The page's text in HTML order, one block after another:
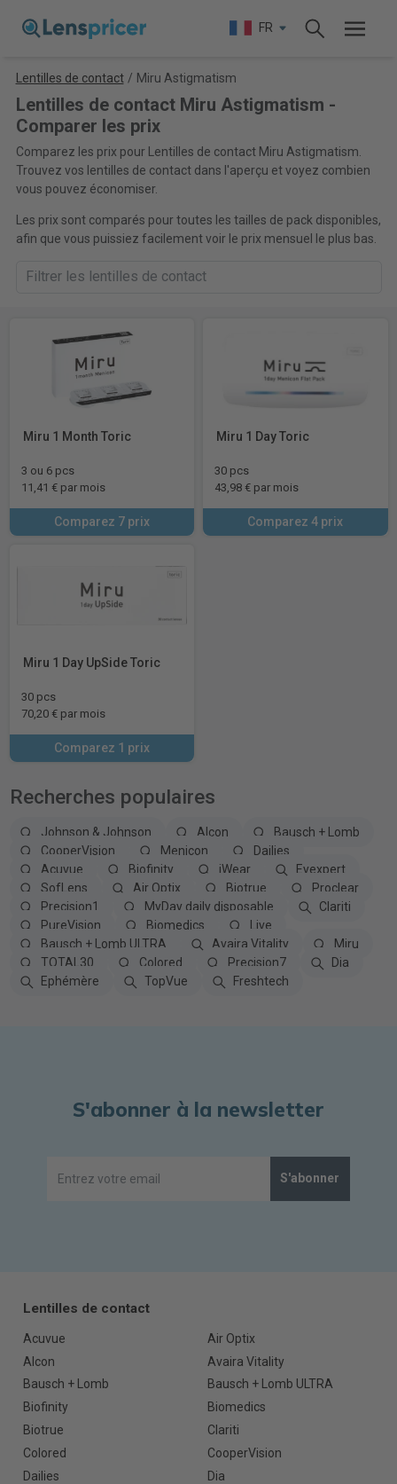
FR
Lentilles de contact / Miru Astigmatism
Lentilles de contact Miru Astigmatism -
Comparer les prix
Comparez les prix pour Lentilles de contact Miru Astigmatism.
Trouvez vos lentilles de contact dans l'aperçu et voyez combien
vous pouvez économiser.
Les prix sont comparés pour toutes les tailles de pack disponibles,
afin que vous puissiez facilement voir le prix mensuel le plus bas.
Miru 1 Month Toric
3 ou 6 pcs
11,41 € par mois
Comparez 7 prix
Miru 1 Day Toric
30 pcs
43,98 € par mois
Comparez 4 prix
Miru 1 Day UpSide Toric
30 pcs
70,20 € par mois
Comparez 1 prix
Recherches populaires
Johnson & Johnson Alcon
Bausch + Lomb
CooperVision
Menicon
Dailies
Acuvue
Biofinity iWear
Eyexpert
SofLens
Air Optix Biotrue
Proclear
Precision1
MyDay daily disposable
Clariti
PureVision
Biomedics
Live
Bausch + Lomb ULTRA
Avaira Vitality
Miru
TOTAL30
Colored Precision7
Dia
Ephémère
TopVue Freshtech
S'abonner à la newsletter
S'abonner
Lentilles de contact
Acuvue
Air Optix
Alcon
Avaira Vitality
Bausch + Lomb
Bausch + Lomb ULTRA
Biofinity
Biomedics
Biotrue
Clariti
Colored
CooperVision
Dailies
Dia